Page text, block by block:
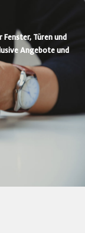
Türen und
Angebote und